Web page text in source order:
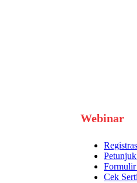
Webinar
Formulir
Cek